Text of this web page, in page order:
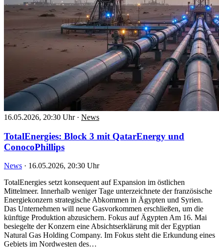
16.05.2026, 20:30 Uhr · News
TotalEnergies: Block 3 mit QatarEnergy und
ConocoPhillips
News · 16.05.2026, 20:30 Uhr
TotalEnergies setzt konsequent auf Expansion im östlichen
Mittelmeer. Innerhalb weniger Tage unterzeichnete der französische
Energiekonzern strategische Abkommen in Ägypten und Syrien.
Das Unternehmen will neue Gasvorkommen erschließen, um die
künftige Produktion abzusichern. Fokus auf Ägypten Am 16. Mai
besiegelte der Konzern eine Absichtserklärung mit der Egyptian
Natural Gas Holding Company. Im Fokus steht die Erkundung eines
Gebiets im Nordwesten des…